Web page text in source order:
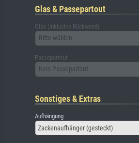
Glas & Passepartout
Glas (inklusive Rückwand)
Bitte wählen
Passepartout
Kein Passepartout
Sonstiges & Extras
Aufhängung
Zackenaufhänger (gesteckt)